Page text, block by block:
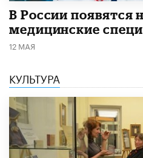
В России появятся
медицинские
12 МАЯ
КУЛЬТУРА